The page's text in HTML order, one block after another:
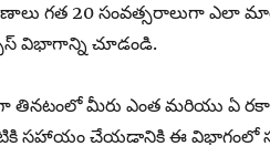
గత 20 సంవత్సరాలుగా ఎలా
విభాగాన్ని చూడండి.
తినటంలో మీరు ఎంత మరియు ఏ
సహాయం చేయడానికి ఈ విభాగంలో